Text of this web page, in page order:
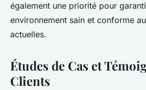
également une priorité pour
environnement sain et conforme
actuelles.
Études de Cas et
Clients